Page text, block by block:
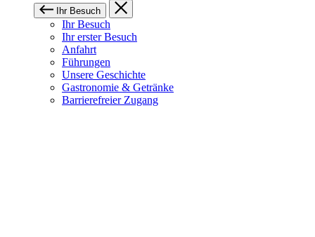
Ihr Besuch
Ihr Besuch
Ihr erster Besuch
Anfahrt
Führungen
Unsere Geschichte
Gastronomie & Getränke
Barrierefreier Zugang